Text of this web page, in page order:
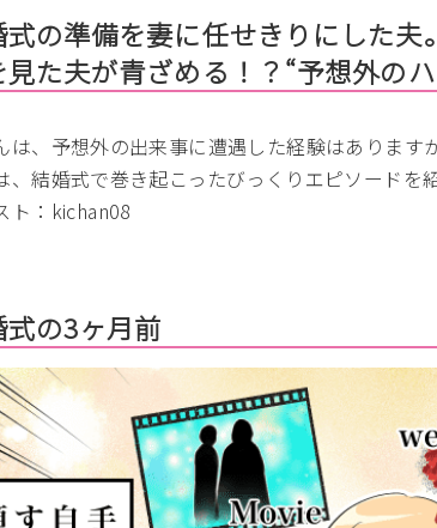
式の準備を妻に任せきりにした
見た夫が青ざめる！？“予想外の
は、予想外の出来事に遭遇した経験はあります
、結婚式で巻き起こったびっくりエピソードを
ト：kichan08
式の3ヶ月前